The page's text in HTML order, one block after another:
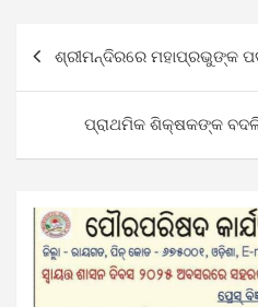
navigation
ଶ୍ରୀମନ୍ଦିରରେ ମହାପ୍ରଭୁଙ୍କ
ପ୍ରାଥମିକ ଶିକ୍ଷକଙ୍କ ବଦଳି